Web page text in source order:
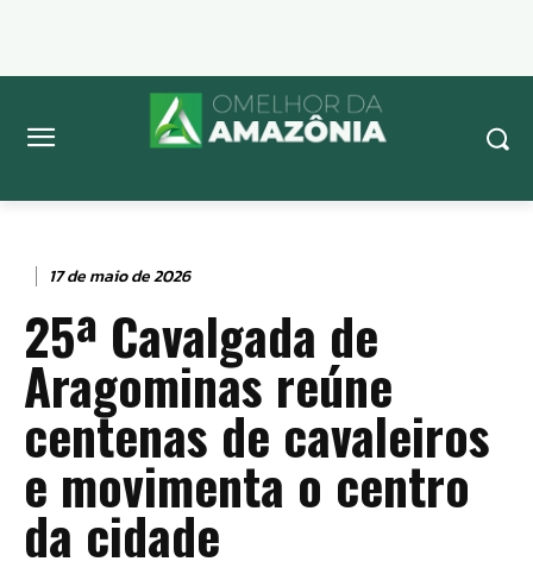
17 de maio de 2026
25ª Cavalgada de
Aragominas reúne
centenas de cavaleiros
e movimenta o centro
da cidade